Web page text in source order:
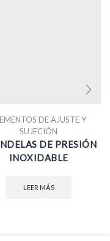
DE AJUSTE Y
SUJECIÓN
DE PRESIÓN
INOXIDABLE
LEER MÁS